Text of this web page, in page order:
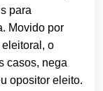
para
Movido por
o
casos, nega
opositor eleito.